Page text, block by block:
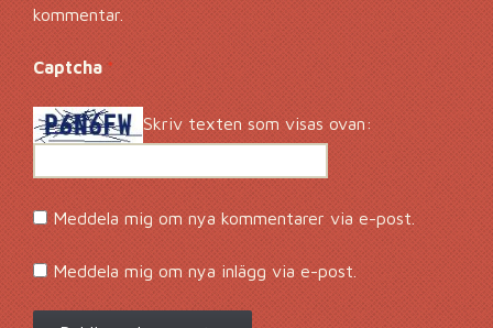
kommentar.
Captcha *
Skriv texten som visas ovan:
Meddela mig om nya kommentarer via e-post.
Meddela mig om nya inlägg via e-post.